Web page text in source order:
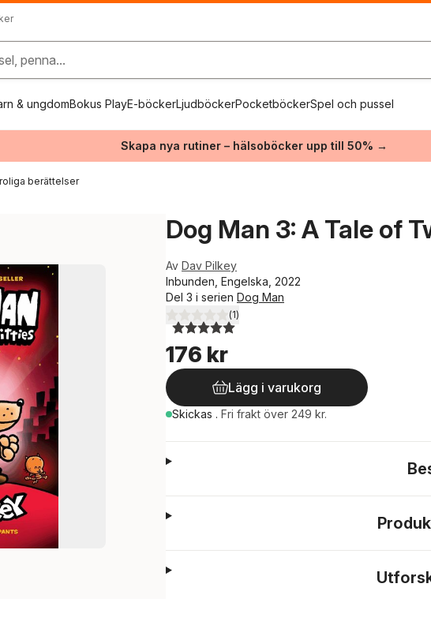
penna...
& ungdomBokus PlayE-böckerLjudböckerPocketböckerSpel och pussel
Skapa nya rutiner – hälsoböcker upp till 50% →
berättelser
Dog Man 3: A Tale of
Av Dav Pilkey
Inbunden, Engelska, 2022
Del 3 i serien Dog Man
5,0utav 5 stjärnor. Totalt antal röster:
(1)
176 kr
Lägg i varukorg
Skickas . Fri frakt över 249 kr.